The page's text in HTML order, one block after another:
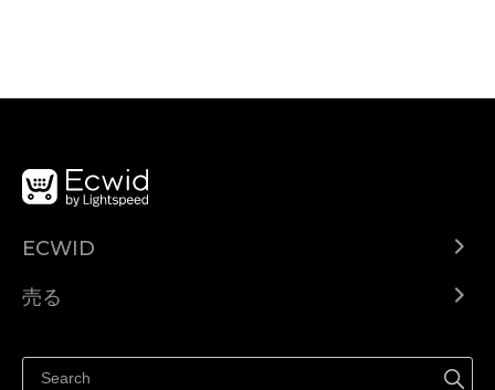
ECWID
ヘルプセンター
売る
Facebookで販売する